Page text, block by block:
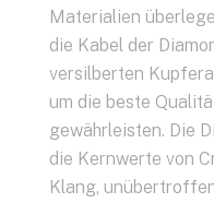
Materialien
die Kabel der
versilberten
um die beste
gewährleisten. Die
die Kernwerte von
Klang,